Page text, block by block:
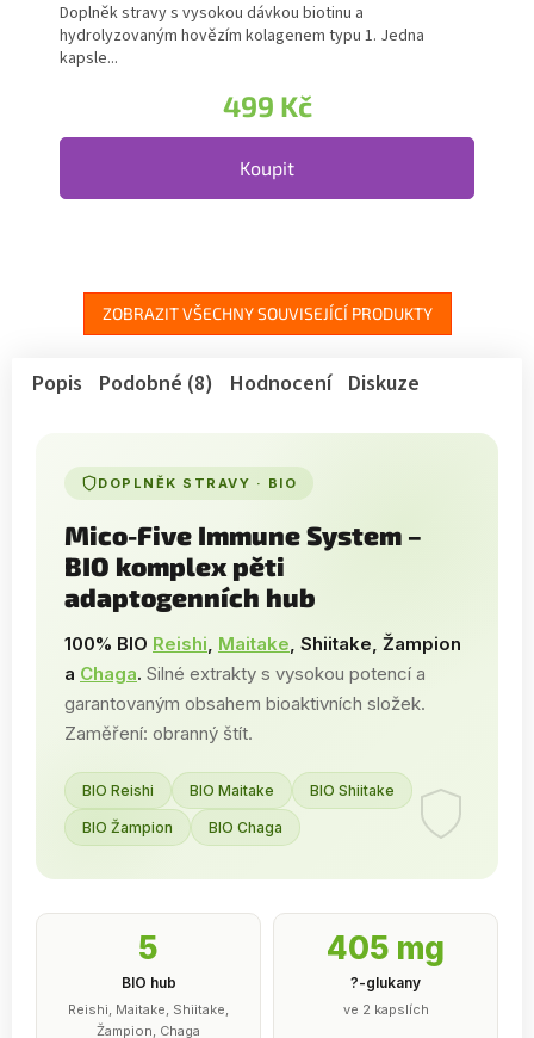
499 Kč
Koupit
Doplněk stravy s vysokou dávkou biotinu a
hydrolyzovaným hovězím kolagenem typu 1. Jedna
kapsle...
ZOBRAZIT VŠECHNY SOUVISEJÍCÍ PRODUKTY
Popis Podobné (8) Hodnocení Diskuze
DOPLNĚK STRAVY · BIO
Mico-Five Immune System –
BIO komplex pěti
adaptogenních hub
100% BIO Reishi, Maitake, Shiitake, Žampion
a Chaga. Silné extrakty s vysokou potencí a
garantovaným obsahem bioaktivních složek.
Zaměření: obranný štít.
BIO Reishi BIO Maitake BIO Shiitake
BIO Žampion BIO Chaga
5
BIO hub
Reishi, Maitake, Shiitake,
Žampion, Chaga
405 mg
?-glukany
ve 2 kapslích